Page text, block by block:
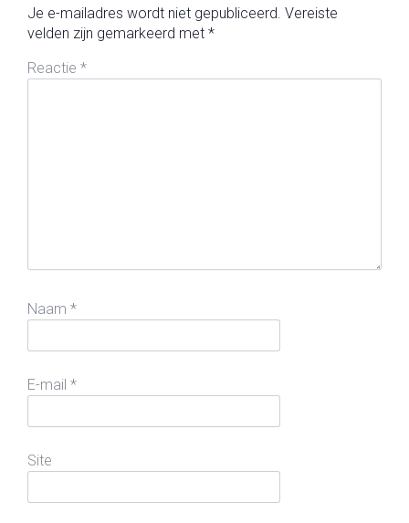
Je e-mailadres wordt niet gepubliceerd. Vereiste
velden zijn gemarkeerd met *
Reactie *
Naam *
E-mail *
Site